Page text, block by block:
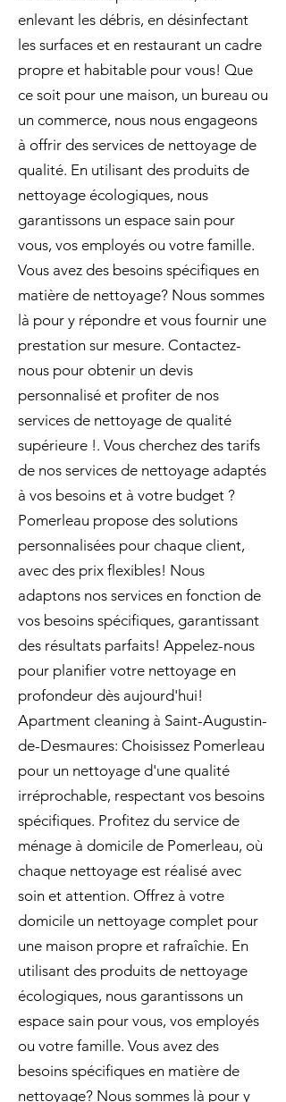
enlevant les débris, en désinfectant
les surfaces et en restaurant un cadre
propre et habitable pour vous! Que
ce soit pour une maison, un bureau ou
un commerce, nous nous engageons
à offrir des services de nettoyage de
qualité. En utilisant des produits de
nettoyage écologiques, nous
garantissons un espace sain pour
vous, vos employés ou votre famille.
Vous avez des besoins spécifiques en
matière de nettoyage? Nous sommes
là pour y répondre et vous fournir une
prestation sur mesure. Contactez-
nous pour obtenir un devis
personnalisé et profiter de nos
services de nettoyage de qualité
supérieure !. Vous cherchez des tarifs
de nos services de nettoyage adaptés
à vos besoins et à votre budget ?
Pomerleau propose des solutions
personnalisées pour chaque client,
avec des prix flexibles! Nous
adaptons nos services en fonction de
vos besoins spécifiques, garantissant
des résultats parfaits! Appelez-nous
pour planifier votre nettoyage en
profondeur dès aujourd'hui!
Apartment cleaning à Saint-Augustin-
de-Desmaures: Choisissez Pomerleau
pour un nettoyage d'une qualité
irréprochable, respectant vos besoins
spécifiques. Profitez du service de
ménage à domicile de Pomerleau, où
chaque nettoyage est réalisé avec
soin et attention. Offrez à votre
domicile un nettoyage complet pour
une maison propre et rafraîchie. En
utilisant des produits de nettoyage
écologiques, nous garantissons un
espace sain pour vous, vos employés
ou votre famille. Vous avez des
besoins spécifiques en matière de
nettoyage? Nous sommes là pour y